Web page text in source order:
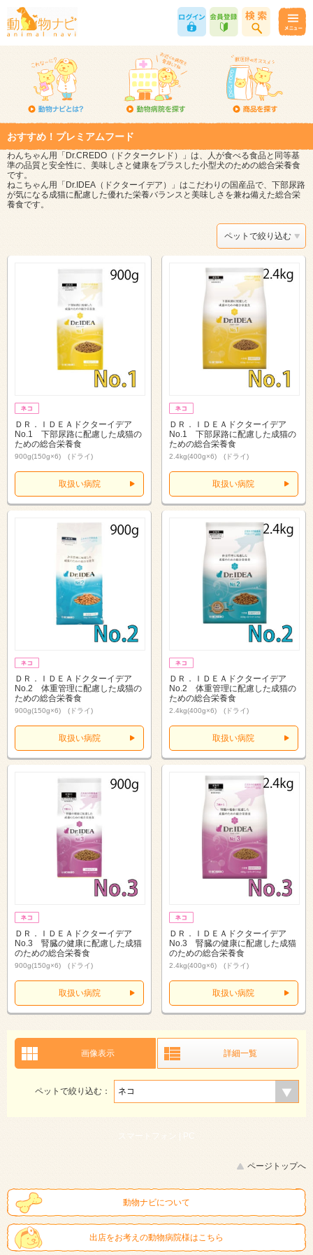
おすすめ！プレミアムフード
わんちゃん用「Dr.CREDO（ドクタークレド）」は、人が食べる食品と同等基
準の品質と安全性に、美味しさと健康をプラスした小型犬のための総合栄養食
です。
ねこちゃん用「Dr.IDEA（ドクターイデア）」はこだわりの国産品で、下部尿路
が気になる成猫に配慮した優れた栄養バランスと美味しさを兼ね備えた総合栄
養食です。
ペットで絞り込む
ＤＲ．ＩＤＥＡドクターイデア
No.1 下部尿路に配慮した成猫の
ための総合栄養食
900g(150g×6) (ドライ)
取扱い病院
ＤＲ．ＩＤＥＡドクターイデア
No.1 下部尿路に配慮した成猫の
ための総合栄養食
2.4kg(400g×6) (ドライ)
取扱い病院
ＤＲ．ＩＤＥＡドクターイデア
No.2 体重管理に配慮した成猫の
ための総合栄養食
900g(150g×6) (ドライ)
取扱い病院
ＤＲ．ＩＤＥＡドクターイデア
No.2 体重管理に配慮した成猫の
ための総合栄養食
2.4kg(400g×6) (ドライ)
取扱い病院
ＤＲ．ＩＤＥＡドクターイデア
No.3 腎臓の健康に配慮した成猫
のための総合栄養食
900g(150g×6) (ドライ)
取扱い病院
ＤＲ．ＩＤＥＡドクターイデア
No.3 腎臓の健康に配慮した成猫
のための総合栄養食
2.4kg(400g×6) (ドライ)
取扱い病院
画像表示 詳細一覧
ペットで絞り込む：
スマートフォン | PC
ページトップへ
動物ナビについて
出店をお考えの動物病院様はこちら